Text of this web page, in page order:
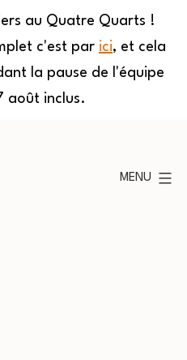
au Quatre Quarts !
c'est par ici, et cela
la pause de l'équipe
août inclus.
MENU